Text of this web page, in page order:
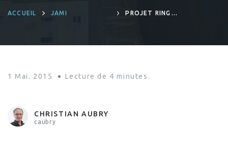
ACCUEIL JAMI
PROJET RING :
DÉCENTRALISÉ ET
1 Mai. 2015 Lecture de 4 minutes.
CHRISTIAN AUBRY
caubry